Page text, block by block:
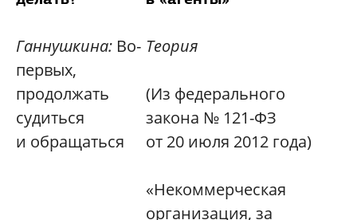
Теория
(Из федерального
закона № 121-ФЗ
от 20 июля 2012 года)
«Некоммерческая
организация, за
Ганнушкина: Во-
первых,
продолжать
судиться
и обращаться